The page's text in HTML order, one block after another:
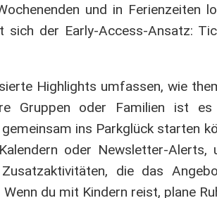
und in Ferienzeiten
sich der Early-Access-Ansatz:
Highlights umfassen, wie
Gruppen oder Familien ist
ins Parkglück starten
oder Newsletter-Alerts,
die das
du mit Kindern reist, plane